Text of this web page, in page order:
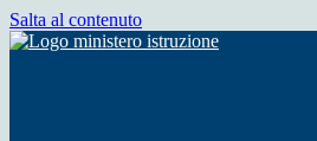
Salta al contenuto